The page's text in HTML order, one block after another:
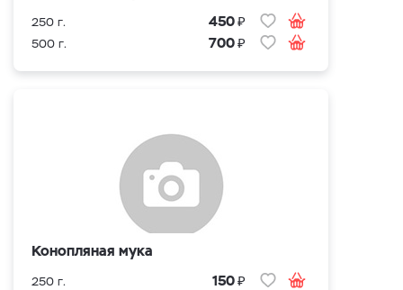
250 г. 450₽
500 г. 700₽
Конопляная мука
250 г. 150₽